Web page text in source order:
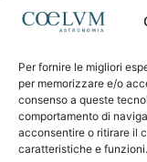
Per fornire le migliori
per memorizzare e/o
consenso a queste
comportamento di
acconsentire o ritirare il
caratteristiche e funzioni.